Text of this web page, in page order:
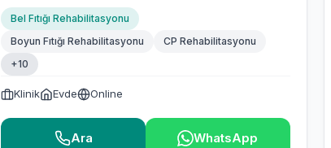
Bel Fıtığı Rehabilitasyonu
Boyun Fıtığı Rehabilitasyonu
CP Rehabilitasyonu
+10
Klinik Evde Online
Ara WhatsApp